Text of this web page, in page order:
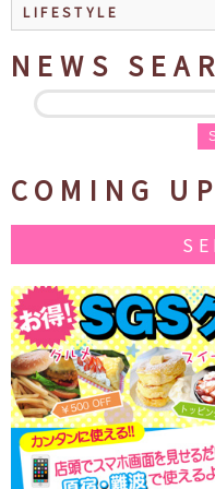
LIFESTYLE
NEWS
COMING UP